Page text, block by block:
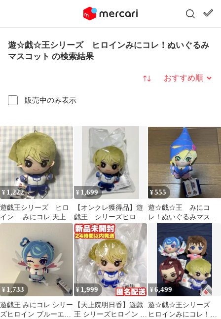
遊☆戯☆王シリーズ ヒロインみにコレ！ぬいぐるみ
マスコット の検索結果
販売中のみ表示
並び替え
¥ 1,222
遊戯王シリーズ ヒロ
イン みにコレ 天上院
明日香⑦
¥ 1,699
【オンクレ獲得品】遊
戯王 シリーズヒロイ
ン みにコレ 天上院明
日香
¥555
遊☆戯☆王 みにコ
レ！ぬいぐるみマスコ
ンガール
¥ 1,733
遊戯王 みにコレ シリー
ズヒロイン ブルーエン
¥ 1,999
【天上院明日香】遊戯
王 シリーズヒロイン み
¥6,499
遊☆戯☆王シリーズ
ヒロインみにコレ！